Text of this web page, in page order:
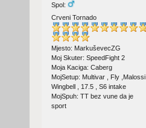
Spol:
Crveni Tornado
Mjesto: MarkuševecZG
Moj Skuter: SpeedFight 2
Moja Kaciga: Caberg
MojSetup: Multivar , Fly ,Malossi
Wingbell , 17.5 , S6 intake
MojSpuh: TT bez vune da je
sport